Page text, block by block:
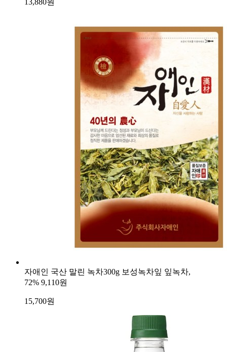
13,880원
자애인 국산 말린 녹차300g 보성녹차잎 잎녹차,
72% 9,110원
15,700원